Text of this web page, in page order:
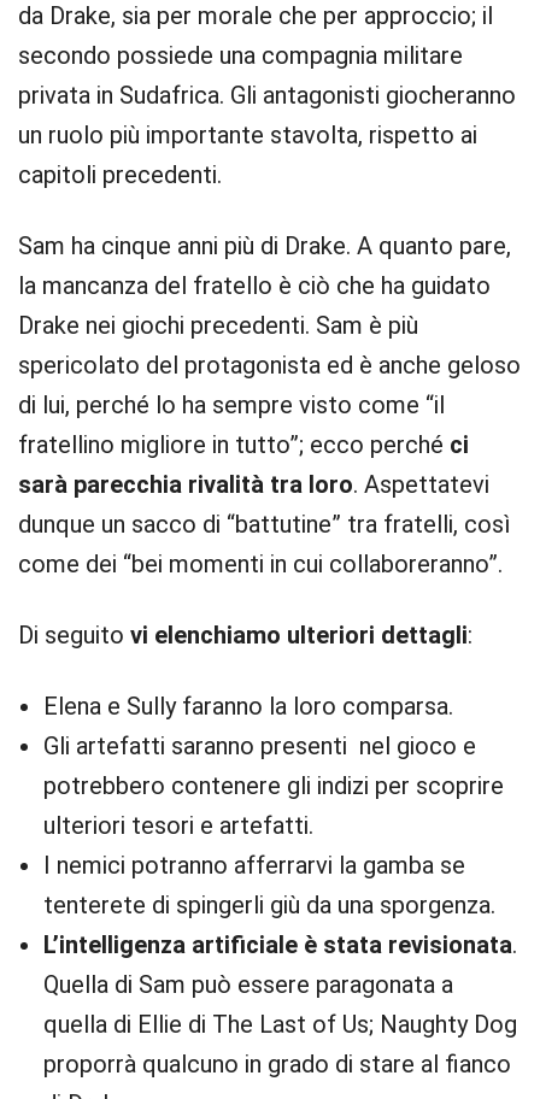
da Drake, sia per morale che per approccio; il
secondo possiede una compagnia militare
privata in Sudafrica. Gli antagonisti giocheranno
un ruolo più importante stavolta, rispetto ai
capitoli precedenti.
Sam ha cinque anni più di Drake. A quanto pare,
la mancanza del fratello è ciò che ha guidato
Drake nei giochi precedenti. Sam è più
spericolato del protagonista ed è anche geloso
di lui, perché lo ha sempre visto come “il
fratellino migliore in tutto”; ecco perché ci
sarà parecchia rivalità tra loro. Aspettatevi
dunque un sacco di “battutine” tra fratelli, così
come dei “bei momenti in cui collaboreranno”.
Di seguito vi elenchiamo ulteriori dettagli:
Elena e Sully faranno la loro comparsa.
Gli artefatti saranno presenti nel gioco e
potrebbero contenere gli indizi per scoprire
ulteriori tesori e artefatti.
I nemici potranno afferrarvi la gamba se
tenterete di spingerli giù da una sporgenza.
L’intelligenza artificiale è stata revisionata.
Quella di Sam può essere paragonata a
quella di Ellie di The Last of Us; Naughty Dog
proporrà qualcuno in grado di stare al fianco